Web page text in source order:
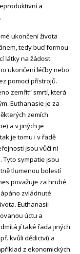
a
ukončení života
tedy buď formou
látky na žádost
ukončení léčby nebo
pomocí přístrojů.
zemřít“ smrtí, která
Euthanasie je za
zemích
a v jiných je
je tomu i v řadě
jsou vůči ní
Tyto sympatie jsou
tlumenou bolestí
považuje za hrubé
zvládnuté
Euthanasii
úctu a
jí také řada jiných
kvůli dědictví) a
z ekonomických